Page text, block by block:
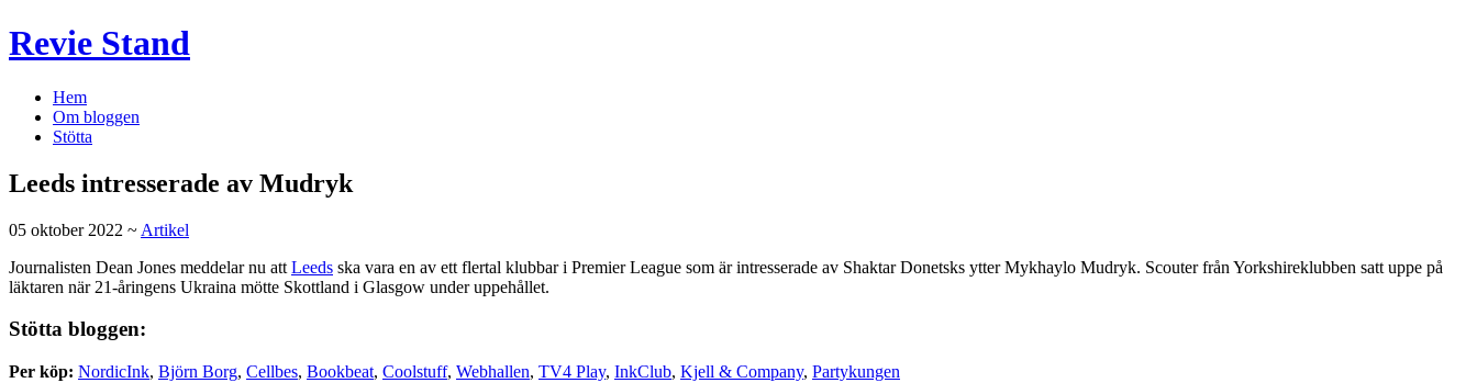
Revie Stand
Hem
Om bloggen
Stötta
Leeds intresserade av Mudryk
05 oktober 2022 ~ Artikel
Journalisten Dean Jones meddelar nu att Leeds ska vara en av ett flertal klubbar i Premier League som är intresserade av Shaktar Donetsks ytter Mykhaylo Mudryk. Scouter från Yorkshireklubben satt uppe på
läktaren när 21-åringens Ukraina mötte Skottland i Glasgow under uppehållet.
Stötta bloggen:
Per köp: NordicInk, Björn Borg, Cellbes, Bookbeat, Coolstuff, Webhallen, TV4 Play, InkClub, Kjell & Company, Partykungen